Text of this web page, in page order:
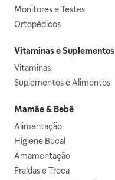
Monitores e Testes
Ortopédicos
Vitaminas e Suplementos
Vitaminas
Suplementos e Alimentos
Mamãe & Bebê
Alimentação
Higiene Bucal
Amamentação
Fraldas e Troca